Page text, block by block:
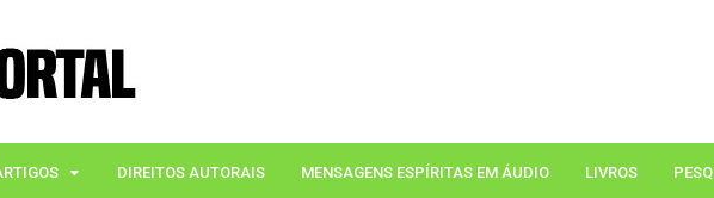
DIREITOS AUTORAIS MENSAGENS ESPÍRITAS EM ÁUDIO LIVROS